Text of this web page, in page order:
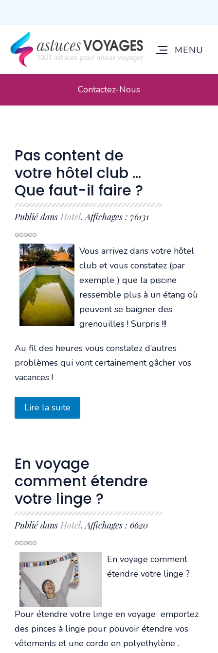
Contactez-Nous
Pas content de
votre hôtel club ...
Que faut-il faire ?
Publié dans Hotel. Affichages : 76131
Vous arrivez dans votre hôtel
club et vous constatez (par
exemple ) que la piscine
ressemble plus à un étang où
peuvent se baigner des
grenouilles ! Surpris !!!
Au fil des heures vous constatez d’autres
problèmes qui vont certainement gâcher vos
vacances !
Lire la suite
En voyage
comment étendre
votre linge ?
Publié dans Hotel. Affichages : 6620
En voyage comment
étendre votre linge ?
Pour étendre votre linge en voyage emportez
des pinces à linge pour pouvoir étendre vos
vêtements et une corde en polyethylène .